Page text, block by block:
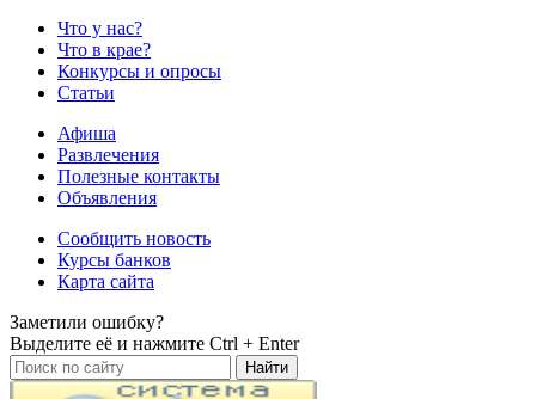
Что у нас?
Что в крае?
Конкурсы и опросы
Статьи
Афиша
Развлечения
Полезные контакты
Объявления
Сообщить новость
Курсы банков
Карта сайта
Заметили ошибку?
Выделите её и нажмите Ctrl + Enter